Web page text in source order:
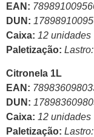
EAN:
DUN:
Caixa: 12 unidades
Paletização:
Citronela 1L
EAN:
DUN:
Caixa: 12 unidades
Paletização: